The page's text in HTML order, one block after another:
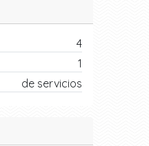
4
1
de servicios